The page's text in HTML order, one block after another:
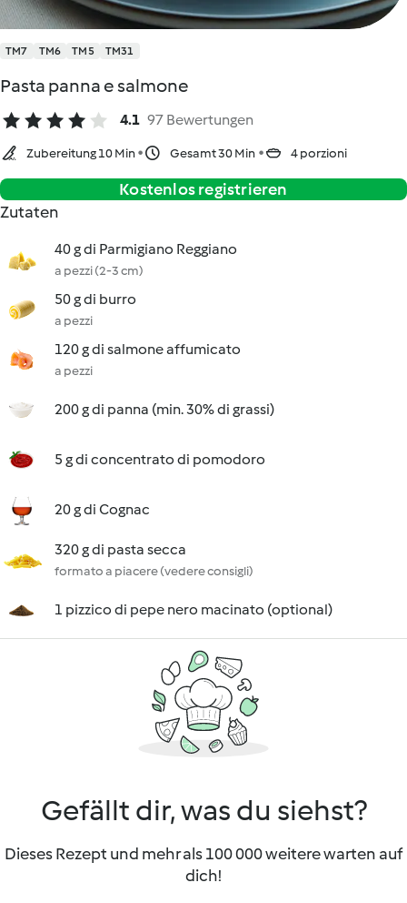
TM7 TM6 TM5 TM31
Pasta panna e salmone
4.1 97 Bewertungen
Zubereitung 10 Min Gesamt 30 Min 4 porzioni
Kostenlos registrieren
Zutaten
40 g di Parmigiano Reggiano
a pezzi (2-3 cm)
50 g di burro
a pezzi
120 g di salmone affumicato
a pezzi
200 g di panna (min. 30% di grassi)
5 g di concentrato di pomodoro
20 g di Cognac
320 g di pasta secca
formato a piacere (vedere consigli)
1 pizzico di pepe nero macinato (optional)
Gefällt dir, was du siehst?
Dieses Rezept und mehr als 100 000 weitere warten auf
dich!